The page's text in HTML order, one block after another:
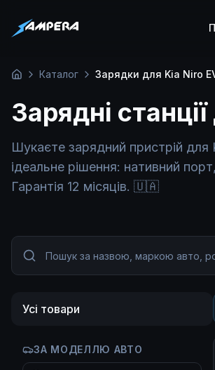
ГоловнаКаталог Зарядки для Kia Niro
Зарядні
Шукаєте зарядний пристрій
ідеальне рішення: нативний
Гарантія 12 місяців. 🇺🇦
Усі товари
ЗА МОДЕЛЛЮ АВТО